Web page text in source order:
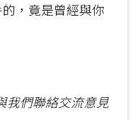
，竟是曾經與你
我們聯絡交流意見